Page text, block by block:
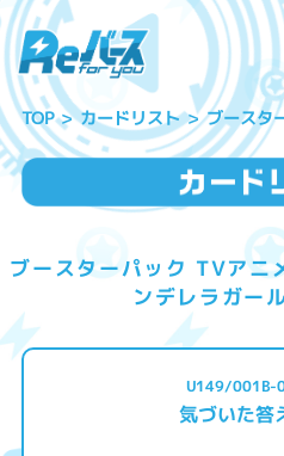
TOP カードリスト ブースタ
ブースターパック TVアニ
ンデレラガー
U149/001B-
気づいた答